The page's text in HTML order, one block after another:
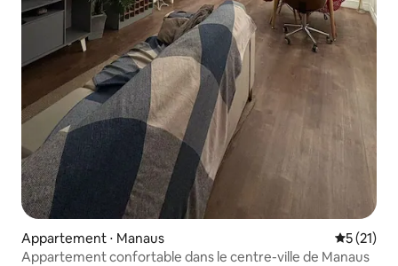
Appartement ⋅ Manaus
5 (21)
Appartement confortable dans le centre-ville de Manaus